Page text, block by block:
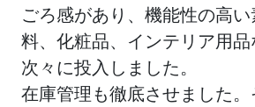
ごろ感があり、機能性の高
料、化粧品、インテリア用
次々に投入しました。
在庫管理も徹底させました